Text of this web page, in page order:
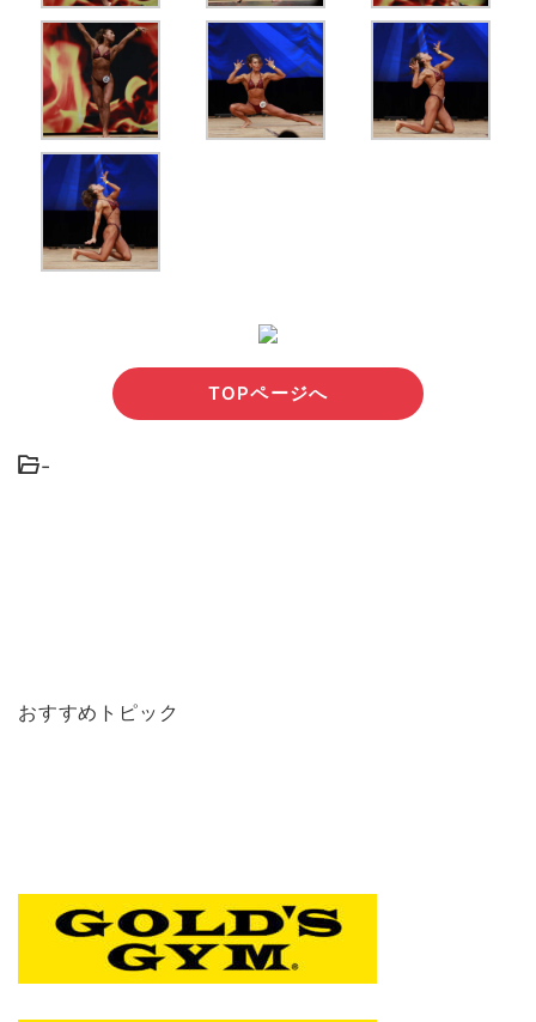
TOPページへ
-
おすすめトピック